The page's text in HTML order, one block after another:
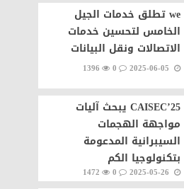
we تطلق خدمات الجيل
الخامس لتحسين خدمات
الاتصالات ونقل البيانات
0
1396
CAISEC’25 يبحث آليات
مواجهة الهجمات
السيبرانية المدعومة
بتكنولوجيا الكم
0
1472